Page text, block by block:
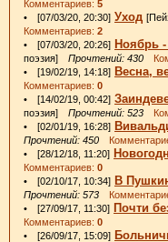
Комментариев: 5
• [07/03/20, 20:30] Уход
Комментариев: 2
• [07/03/20, 20:26] Ноябрь -
поэзия] Прочтений: 430
• [19/02/19, 14:18] Весна,
Комментариев: 0
• [14/02/19, 00:42]
поэзия] Прочтений: 523
• [02/01/19, 16:28]
Прочтений: 450
• [28/12/18, 11:20]
Комментариев: 0
• [02/10/17, 10:34] В
Прочтений: 573
• [27/09/17, 11:30] Почти
Комментариев: 0
• [26/09/17, 15:09]